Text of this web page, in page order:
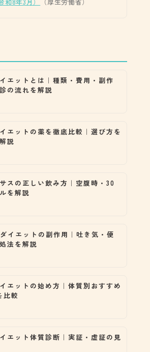
エットとは｜種類・費用・副作
の流れを解説
エットの薬を徹底比較｜選び方を
説
スの正しい飲み方｜空腹時・30
を解説
イエットの副作用｜吐き気・便
法を解説
エットの始め方｜体質別おすすめ
比較
エット体質診断｜実証・虚証の見